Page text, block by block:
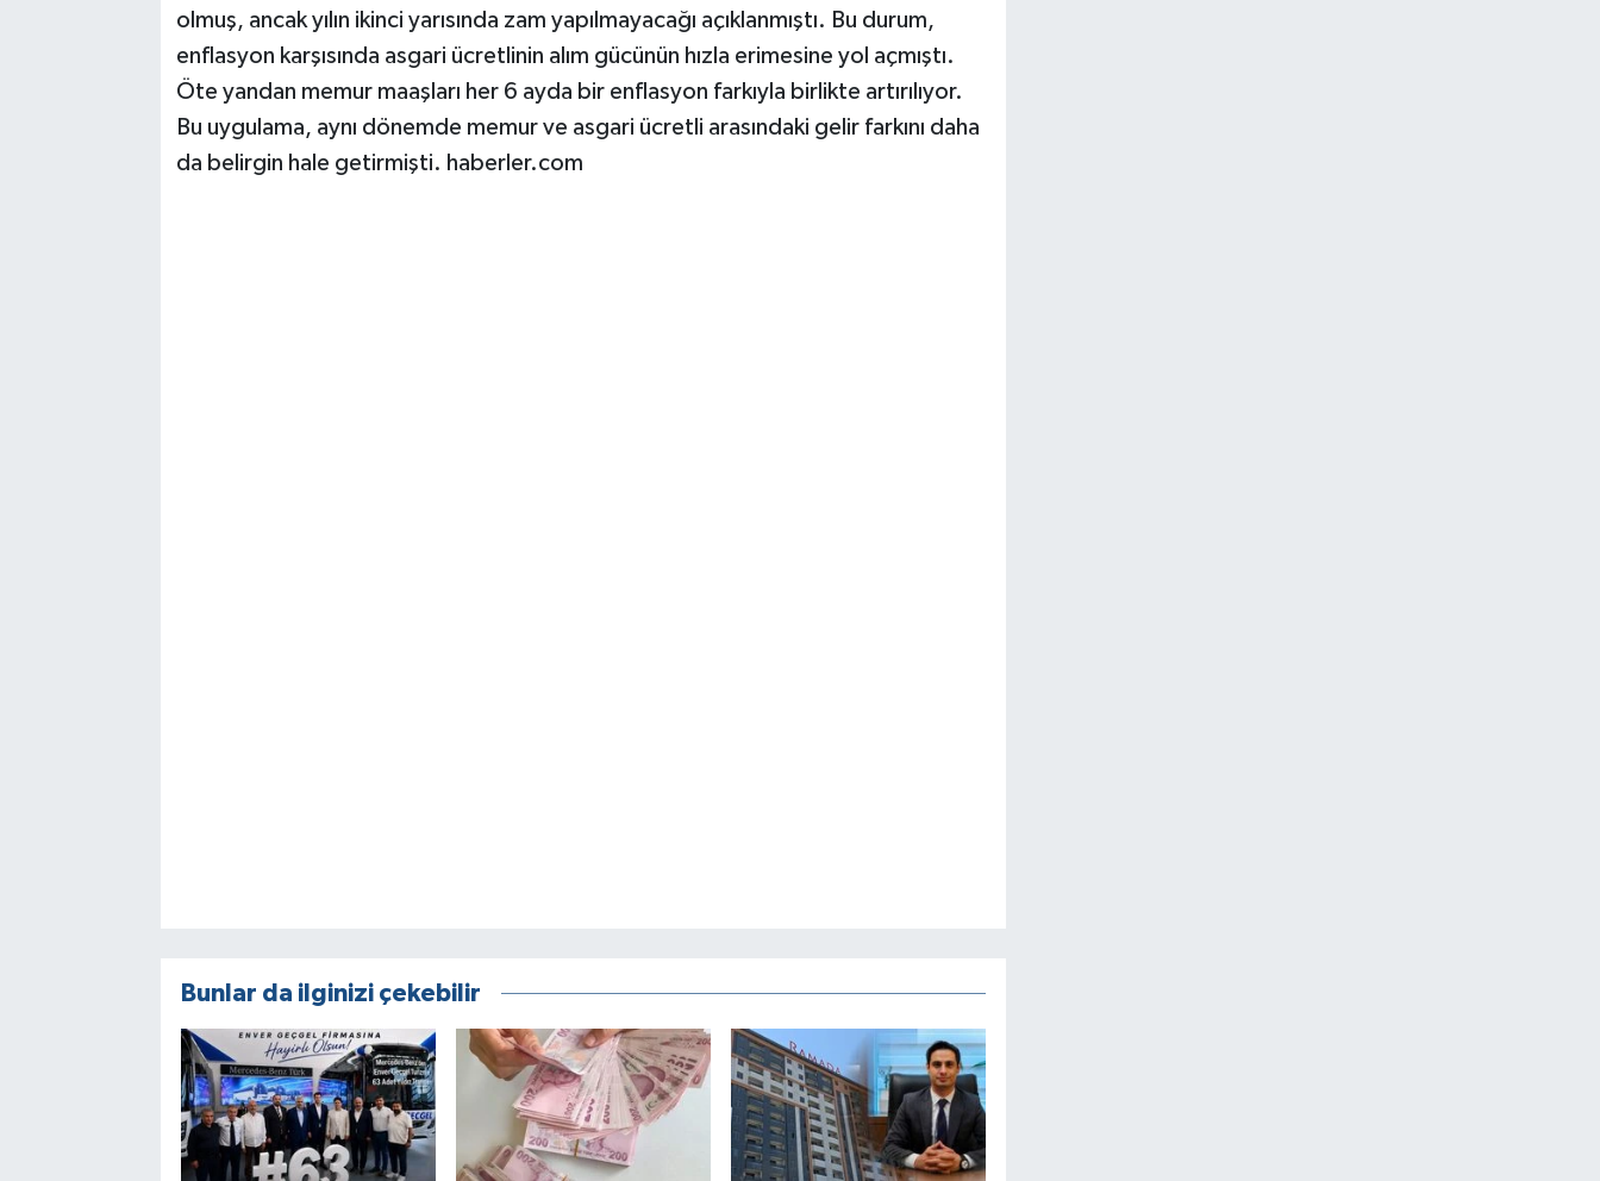
olmuş, ancak yılın ikinci yarısında zam yapılmayacağı açıklanmıştı. Bu durum,
enflasyon karşısında asgari ücretlinin alım gücünün hızla erimesine yol açmıştı.
Öte yandan memur maaşları her 6 ayda bir enflasyon farkıyla birlikte artırılıyor.
Bu uygulama, aynı dönemde memur ve asgari ücretli arasındaki gelir farkını daha
da belirgin hale getirmişti. haberler.com
Bunlar da ilginizi çekebilir